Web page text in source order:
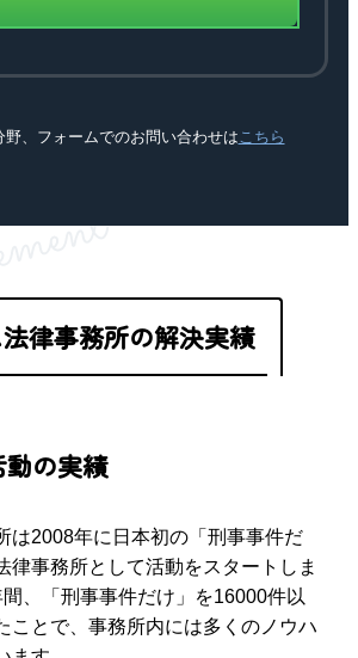
野、フォームでのお問い合わせはこちら
律事務所の解決実績
の実績
は2008年に日本初の「刑事事件だ
律事務所として活動をスタートしま
、「刑事事件だけ」を16000件以
ことで、事務所内には多くのノウハ